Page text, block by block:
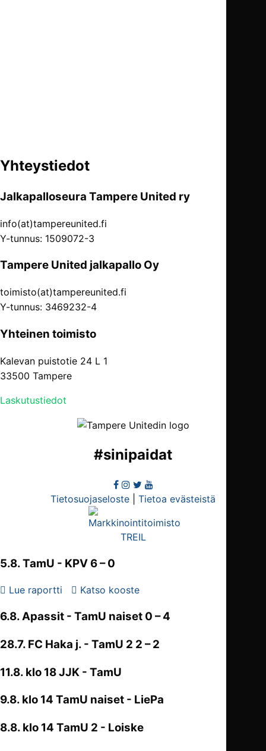
Yhteystiedot
Jalkapalloseura Tampere United ry
info(at)tampereunited.fi
Y-tunnus: 1509072-3
Tampere United jalkapallo Oy
toimisto(at)tampereunited.fi
Y-tunnus: 3469232-4
Yhteinen toimisto
Kalevan puistotie 24 L 1
33500 Tampere
Laskutustiedot
#sinipaidat
Tietosuojaseloste Tietoa evästeistä
5.8.TamU - KPV 6 – 0
Lue raportti Katso kooste
6.8. Apassit - TamU naiset 0 – 4
28.7. FC Haka j. - TamU 2 2 – 2
11.8. klo 18 JJK - TamU
9.8. klo 14 TamU naiset - LiePa
8.8. klo 14 TamU 2 - Loiske